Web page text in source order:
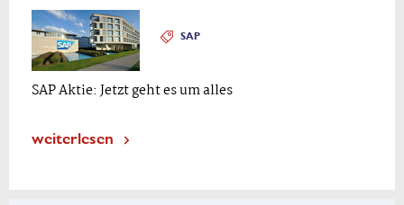
SAP
SAP Aktie: Jetzt geht es um alles
weiterlesen